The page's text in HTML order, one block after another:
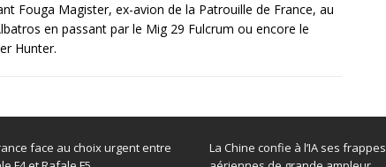
Fouga Magister, ex-avion de la Patrouille de France, au
en passant par le Mig 29 Fulcrum ou encore le
Hunter.
face au choix urgent entre
La Chine confie à l’IA ses frappes